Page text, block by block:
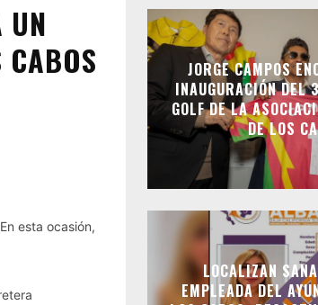
UN
CABOS
esta ocasión,
JORGE CAMPOS
INAUGURACIÓN DEL
GOLF DE LA
DE LOS
LOCALIZAN
EMPLEADA DEL